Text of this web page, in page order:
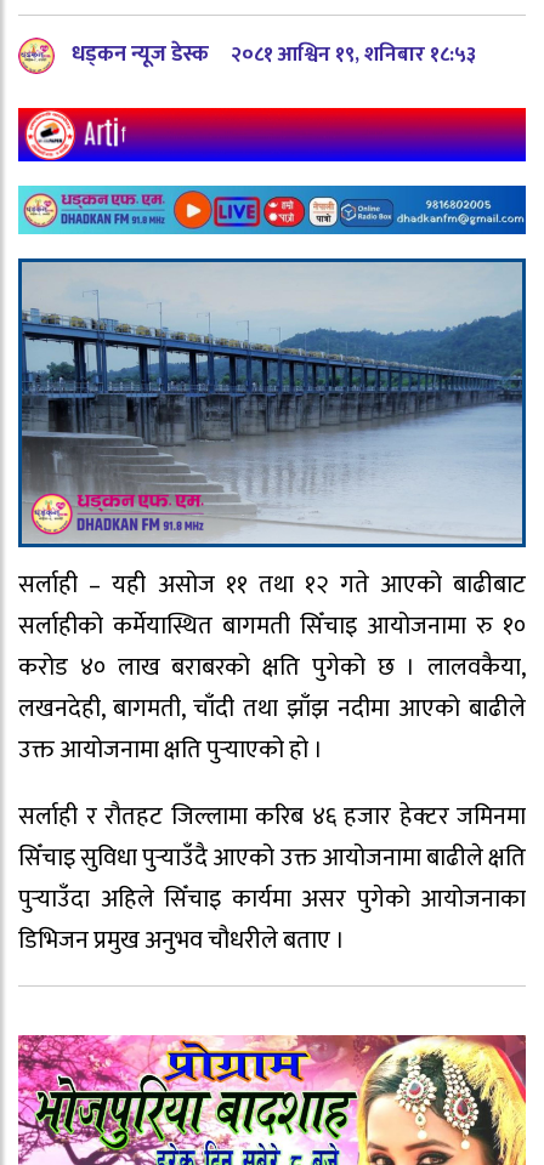
धड्कन न्यूज डेस्क २०८१ आश्विन १९, शनिबार १८:५३
सर्लाही – यही असोज ११ तथा १२ गते आएको बाढीबाट
सर्लाहीको कर्मेयास्थित बागमती सिँचाइ आयोजनामा रु १०
करोड ४० लाख बराबरको क्षति पुगेको छ । लालवकैया,
लखनदेही, बागमती, चाँदी तथा झाँझ नदीमा आएको बाढीले
उक्त आयोजनामा क्षति पुर्‍याएको हो ।
सर्लाही र रौतहट जिल्लामा करिब ४६ हजार हेक्टर जमिनमा
सिँचाइ सुविधा पुर्‍याउँदै आएको उक्त आयोजनामा बाढीले क्षति
पुर्‍याउँदा अहिले सिँचाइ कार्यमा असर पुगेको आयोजनाका
डिभिजन प्रमुख अनुभव चौधरीले बताए ।